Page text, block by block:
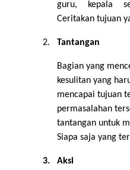
guru, kepala
Ceritakan tujuan
2. Tantangan
Bagian yang
kesulitan yang
mencapai tujuan
permasalahan
tantangan untuk
Siapa saja yang
3. Aksi